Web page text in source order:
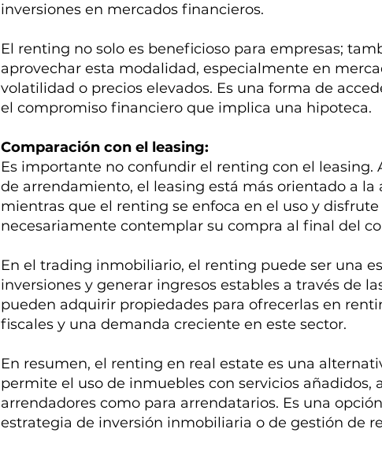
inversiones en mercados financieros.
El renting no solo es beneficioso para empresas;
aprovechar esta modalidad, especialmente en
volatilidad o precios elevados. Es una forma de
el compromiso financiero que implica una hipoteca.
Comparación con el leasing:
Es importante no confundir el renting con el leasing.
de arrendamiento, el leasing está más orientado a
mientras que el renting se enfoca en el uso y
necesariamente contemplar su compra al final del
En el trading inmobiliario, el renting puede ser una
inversiones y generar ingresos estables a través de
pueden adquirir propiedades para ofrecerlas en
fiscales y una demanda creciente en este sector.
En resumen, el renting en real estate es una
permite el uso de inmuebles con servicios añadidos,
arrendadores como para arrendatarios. Es una
estrategia de inversión inmobiliaria o de gestión de